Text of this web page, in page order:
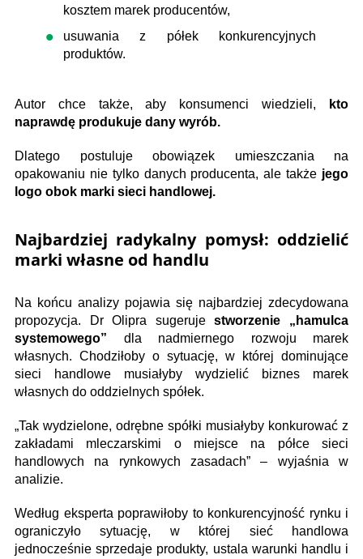
kosztem marek producentów,
usuwania z półek konkurencyjnych
produktów.
Autor chce także, aby konsumenci wiedzieli,
kto
naprawdę produkuje dany wyrób.
Dlatego postuluje obowiązek umieszczania na
opakowaniu nie tylko danych producenta, ale także jego
logo obok marki sieci handlowej.
Najbardziej radykalny pomysł: oddzielić
marki własne od handlu
Na końcu analizy pojawia się najbardziej zdecydowana
propozycja. Dr Olipra sugerujestworzenie „hamulca
systemowego” dla nadmiernego rozwoju marek
własnych. Chodziłoby o sytuację, w której dominujące
sieci handlowe musiałyby wydzielić biznes marek
własnych do oddzielnych spółek.
„Tak wydzielone, odrębne spółki musiałyby konkurować z
zakładami mleczarskimi o miejsce na półce sieci
handlowych na rynkowych zasadach” – wyjaśnia w
analizie.
Według eksperta poprawiłoby to konkurencyjność rynku i
ograniczyło sytuację, w której sieć handlowa
jednocześnie sprzedaje produkty, ustala warunki handlu i